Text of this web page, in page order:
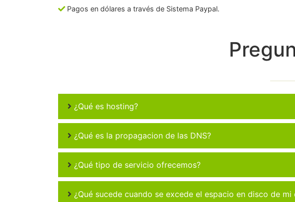
Pagos en dólares a través de Sistema Paypal.
¿Qué es hosting?
¿Qué es la propagacion de las DNS?
¿Qué tipo de servicio ofrecemos?
¿Qué sucede cuando se excede el espacio en disco de mi